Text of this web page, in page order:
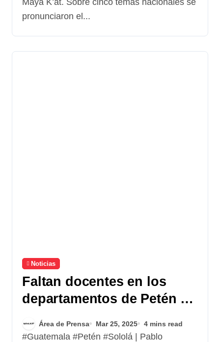
presos políticos.
Maya K’at. Sobre cinco temas nacionales se
pronunciaron el...
Noticias
Faltan docentes en los
departamentos de Petén y
Sololá
Área de Prensa Mar 25, 2025 4 mins read
#Guatemala #Petén #Sololá | Pablo